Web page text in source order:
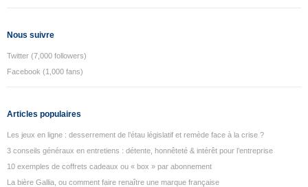
Nous suivre
Twitter (7,000 followers)
Facebook (1,000 fans)
Articles populaires
Les jeux en ligne : desserrement de l’étau législatif et remède face à la crise ?
3 conseils généraux en entretiens : détente, honnêteté & intérêt pour l’entreprise
10 exemples de coffrets cadeaux ou « box » par abonnement
La bière Gallia, ou comment faire renaître une marque française